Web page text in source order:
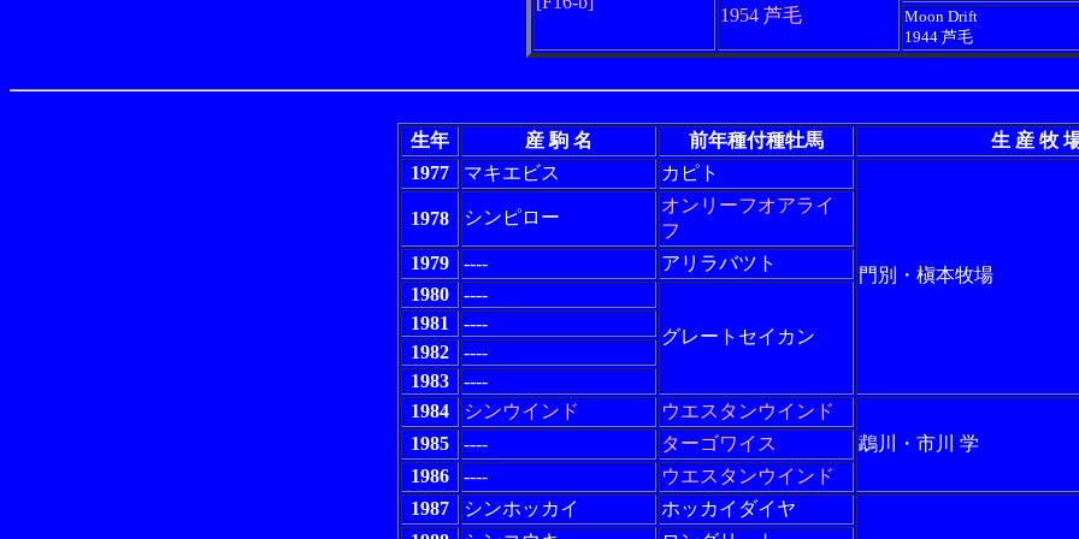
1954 芦毛
Moon Drift
1944 芦毛
生年 産 駒 名 前年種付種牡馬
生 産 牧
1977
マキエビス カピト
門別・槇本牧場
1978 シンピロー
オンリーフオアライ
フ
1979
----
アリラバツト
1980
----
グレートセイカン
1981
----
1982
----
1983
----
1984
シンウインド
ウエスタンウインド
鵡川・市川 学
1985 ----
ターゴワイス
1986
----
ウエスタンウインド
1987
シンホッカイ
ホッカイダイヤ